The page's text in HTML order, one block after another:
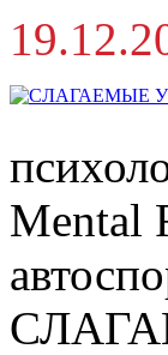
Mental